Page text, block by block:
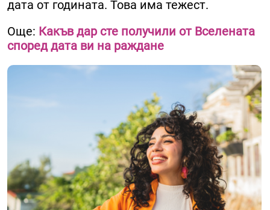
дата от годината. Това има тежест.
Още: Какъв дар сте получили от Вселената
според дата ви на раждане